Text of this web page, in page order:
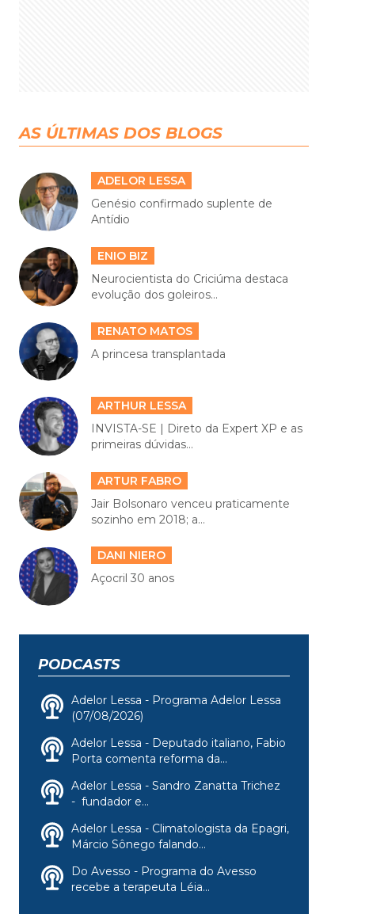
AS ÚLTIMAS DOS BLOGS
ADELOR LESSA
Genésio confirmado suplente de
Antídio
ENIO BIZ
Neurocientista do Criciúma destaca
evolução dos goleiros...
RENATO MATOS
A princesa transplantada
ARTHUR LESSA
INVISTA-SE | Direto da Expert XP e as
primeiras dúvidas...
ARTUR FABRO
Jair Bolsonaro venceu praticamente
sozinho em 2018; a...
DANI NIERO
Açocril 30 anos
PODCASTS
Adelor Lessa - Programa Adelor Lessa
(07/08/2026)
Adelor Lessa - Deputado italiano, Fabio
Porta comenta reforma da...
Adelor Lessa - Sandro Zanatta Trichez
- fundador e...
Adelor Lessa - Climatologista da Epagri,
Márcio Sônego falando...
Do Avesso - Programa do Avesso
recebe a terapeuta Léia...